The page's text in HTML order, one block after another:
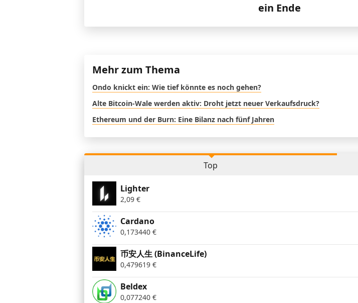
ein Ende
Mehr zum Thema
Ondo knickt ein: Wie tief könnte es noch gehen?
Alte Bitcoin-Wale werden aktiv: Droht jetzt neuer Verkaufsdruck?
Ethereum und der Burn: Eine Bilanz nach fünf Jahren
Top
Lighter
2,09 €
Cardano
0,173440 €
币安人生 (BinanceLife)
0,479619 €
Beldex
0,077240 €